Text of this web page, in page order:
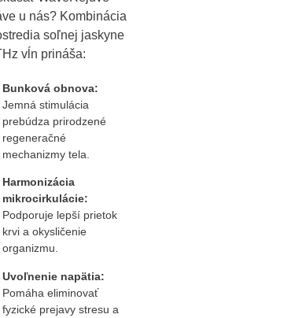
u nás? Kombinácia
soľnej jaskyne
vĺn prináša:
Bunková obnova:
Jemná stimulácia
prebúdza prirodzené
regeneračné
mechanizmy tela.
Harmonizácia
mikrocirkulácie:
Podporuje lepší prietok
krvi a okysličenie
organizmu.
Uvoľnenie napätia:
Pomáha eliminovať
fyzické prejavy stresu a